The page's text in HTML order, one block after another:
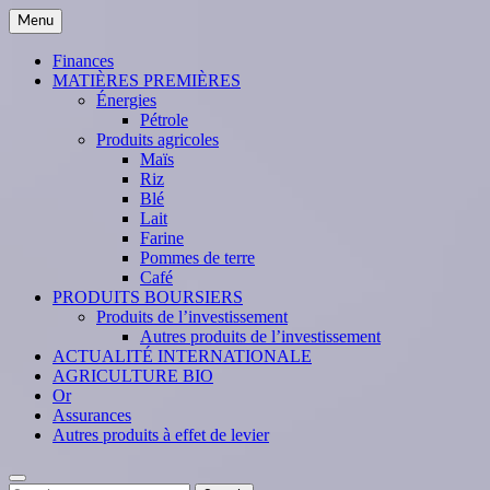
Skip
to
content
Menu
Finances
MATIÈRES PREMIÈRES
Énergies
Pétrole
Produits agricoles
Maïs
Riz
Blé
Lait
Farine
Pommes de terre
Café
PRODUITS BOURSIERS
Produits de l’investissement
Autres produits de l’investissement
ACTUALITÉ INTERNATIONALE
AGRICULTURE BIO
Or
Assurances
Autres produits à effet de levier
Search